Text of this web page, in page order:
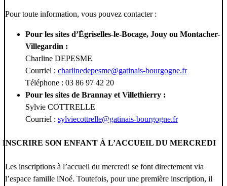
Pour toute information, vous pouvez contacter :
Pour les sites d’Égriselles-le-Bocage, Jouy ou Montacher-
Villegardin :
Charline DEPESME
Courriel : charlinedepesme@gatinais-bourgogne.fr
Téléphone : 03 86 97 42 20
Pour les sites de Brannay et Villethierry :
Sylvie COTTRELLE
Courriel : sylviecottrelle@gatinais-bourgogne.fr
INSCRIRE SON ENFANT À L’ACCUEIL DU MERCREDI
Les inscriptions à l’accueil du mercredi se font directement via
l’espace famille iNoé. Toutefois, pour une première inscription, il